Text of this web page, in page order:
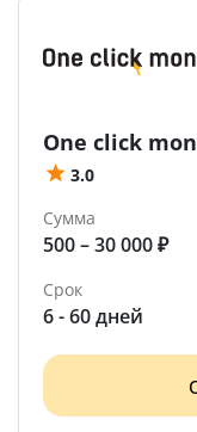
One click
3.0
Сумма
500 – 30 000 ₽
Срок
6 - 60 дней